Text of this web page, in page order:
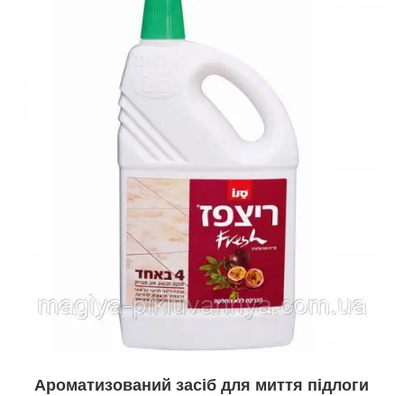
Ароматизований засіб для миття підлоги